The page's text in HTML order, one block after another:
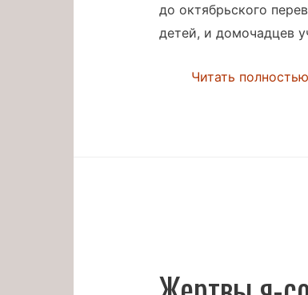
до октябрьского
детей, и домочадцев
Читать